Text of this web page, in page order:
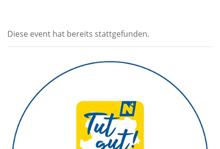
Diese event hat bereits stattgefunden.